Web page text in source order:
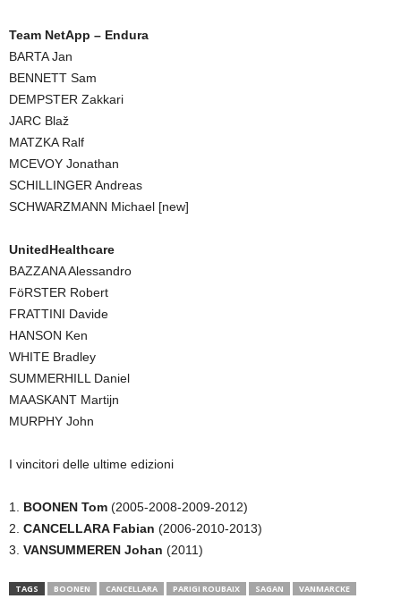
Team NetApp – Endura
BARTA Jan
BENNETT Sam
DEMPSTER Zakkari
JARC Blaž
MATZKA Ralf
MCEVOY Jonathan
SCHILLINGER Andreas
SCHWARZMANN Michael [new]
UnitedHealthcare
BAZZANA Alessandro
FöRSTER Robert
FRATTINI Davide
HANSON Ken
WHITE Bradley
SUMMERHILL Daniel
MAASKANT Martijn
MURPHY John
I vincitori delle ultime edizioni
1. BOONEN Tom (2005-2008-2009-2012)
2. CANCELLARA Fabian (2006-2010-2013)
3. VANSUMMEREN Johan (2011)
TAGS BOONEN CANCELLARA PARIGI ROUBAIX SAGAN VANMARCKE